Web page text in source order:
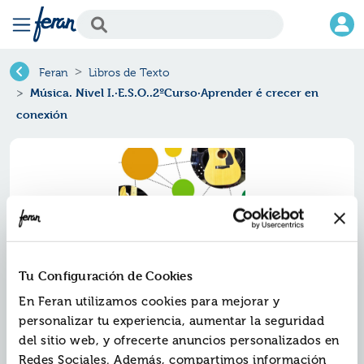
Tu Configuración de Cookies
En Feran utilizamos cookies para mejorar y
personalizar tu experiencia, aumentar la seguridad
del sitio web, y ofrecerte anuncios personalizados en
Redes Sociales. Además, compartimos información
Feran Libros de Texto
Música. Nivel I.·E.S.O..2ºCurso·Aprender é crecer en
conexión
Música. nivel